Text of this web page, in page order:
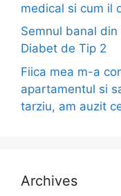
medical si cum il
Semnul banal
Diabet de Tip 2
Fiica mea m-a
apartamentul si
tarziu, am auzit
Archives